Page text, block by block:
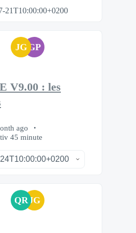
21T10:00:00+0200
JG GP
V9.00 : les
ago
45 minute
QR JG